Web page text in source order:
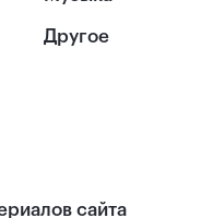
Другое
сайта